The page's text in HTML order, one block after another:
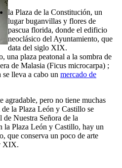
la Plaza de la Constitución, un
lugar buganvillas y flores de
pascua florida, donde el edificio
neoclásico del Ayuntamiento, que
data del siglo XIX.
, una plaza peatonal a la sombra de
de Malasia (Ficus microcarpa) ;
se lleva a cabo un mercado de
agradable, pero no tiene muchas
la Plaza León y Castillo se
de Nuestra Señora de la
la Plaza León y Castillo, hay un
, que conserva un poco de arte
XIX.